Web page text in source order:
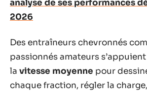
analyse de ses performances
2026
Des entraîneurs chevronnés
passionnés amateurs
la vitesse moyenne pour
chaque fraction, régler la